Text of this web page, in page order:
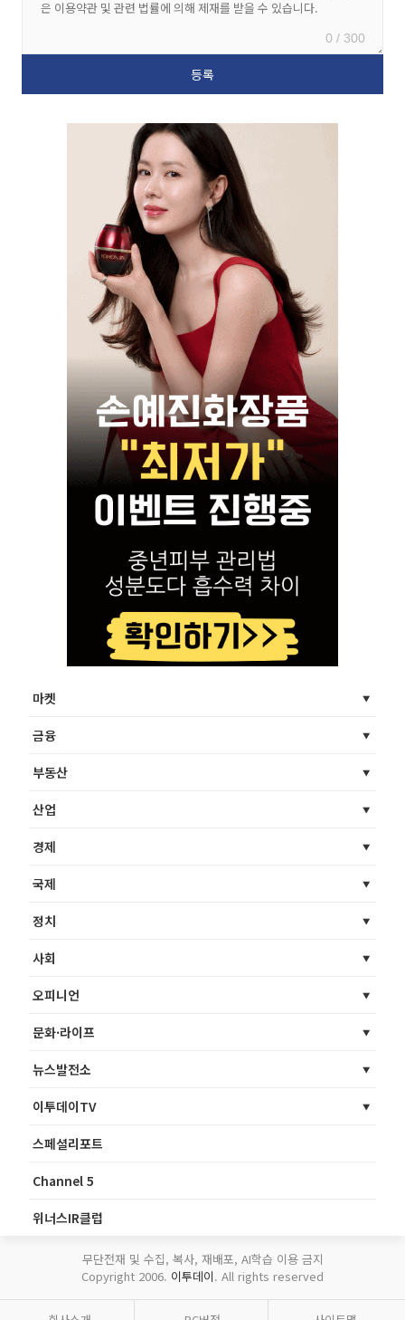
0 / 300
마켓
금융
부동산
산업
경제
국제
정치
사회
오피니언
문화·라이프
뉴스발전소
이투데이TV
스페셜리포트
Channel 5
위너스IR클럽
무단전재 및 수집, 복사, 재배포, AI학습 이용 금지
Copyright 2006. 이투데이. All rights reserved